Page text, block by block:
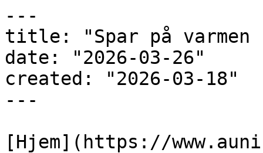
---
title: "Spar på varmen
date: "2026-03-26"
created: "2026-03-18"
---
[Hjem](https://